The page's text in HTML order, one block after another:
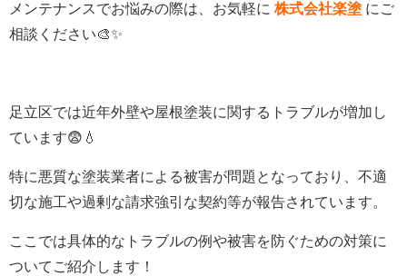
メンテナンスでお悩みの際は、お気軽に 株式会社楽塗 にご
相談ください🎨✨
足立区では近年外壁や屋根塗装に関するトラブルが増加し
ています😨💧
特に悪質な塗装業者による被害が問題となっており、不適
切な施工や過剰な請求強引な契約等が報告されています。
ここでは具体的なトラブルの例や被害を防ぐための対策に
ついてご紹介します！